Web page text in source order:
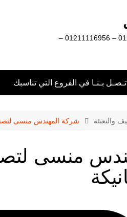
التعبئة و التغليف 01211116954 – 01211116956 –
اتـصـل بـنـا في الفروع التي تناسبك
والتعبئة شركة المهندس منسى
منسى